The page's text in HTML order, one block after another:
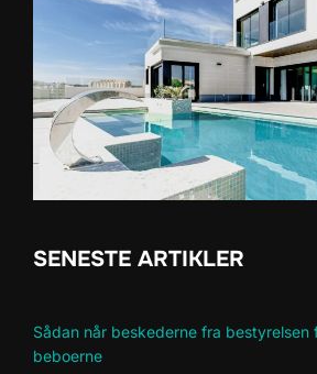
SENESTE ARTIKLER
Sådan når beskederne fra bestyrelsen
beboerne